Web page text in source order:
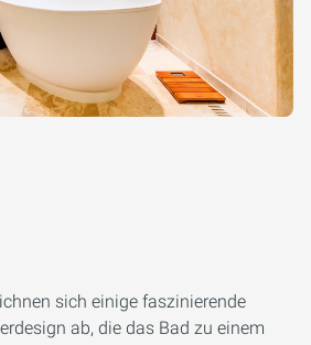
sich einige faszinierende
ab, die das Bad zu einem